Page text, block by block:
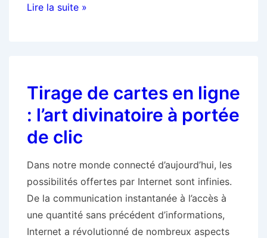
Les
Tarot
ligne
sur
Lire la suite »
Tirage de cartes en ligne
: l’art divinatoire à portée
de clic
Dans notre monde connecté d’aujourd’hui, les
possibilités offertes par Internet sont infinies.
De la communication instantanée à l’accès à
une quantité sans précédent d’informations,
Internet a révolutionné de nombreux aspects